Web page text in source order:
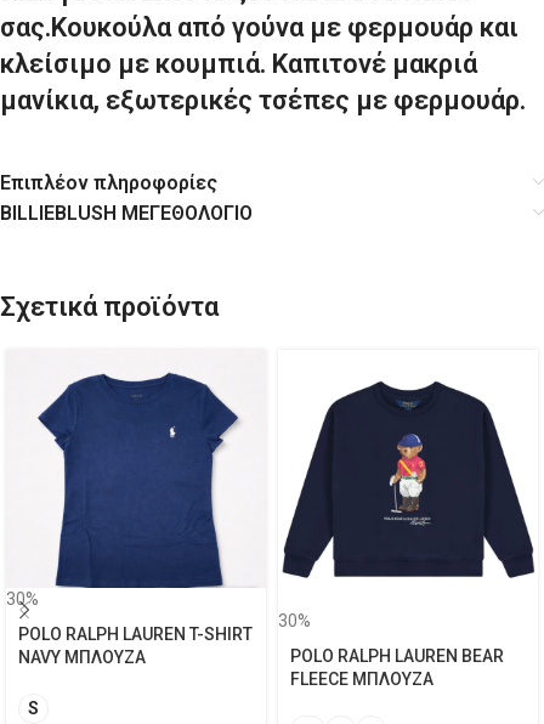
σας.Κουκούλα από γούνα με φερμουάρ και
κλείσιμο με κουμπιά. Καπιτονέ μακριά
μανίκια, εξωτερικές τσέπες με φερμουάρ.
Επιπλέον πληροφορίες
BILLIEBLUSH ΜΕΓΕΘΟΛΟΓΙΟ
Σχετικά προϊόντα
30%
POLO RALPH LAUREN T-SHIRT
NAVY ΜΠΛΟΥΖΑ
S
30%
POLO RALPH LAUREN BEAR
FLEECE ΜΠΛΟΥΖΑ